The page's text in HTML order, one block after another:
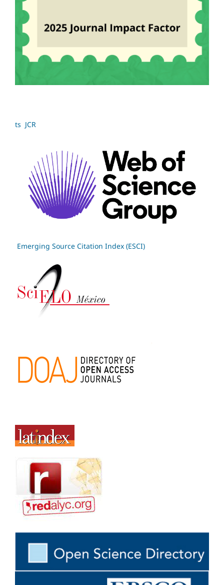
ts JCR
Emerging Source Citation Index (ESCI)